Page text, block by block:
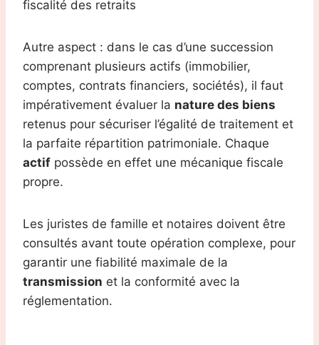
fiscalité des retraits
Autre aspect : dans le cas d’une succession
comprenant plusieurs actifs (immobilier,
comptes, contrats financiers, sociétés), il faut
impérativement évaluer la nature des biens
retenus pour sécuriser l’égalité de traitement et
la parfaite répartition patrimoniale. Chaque
actif possède en effet une mécanique fiscale
propre.
Les juristes de famille et notaires doivent être
consultés avant toute opération complexe, pour
garantir une fiabilité maximale de la
transmission et la conformité avec la
réglementation.